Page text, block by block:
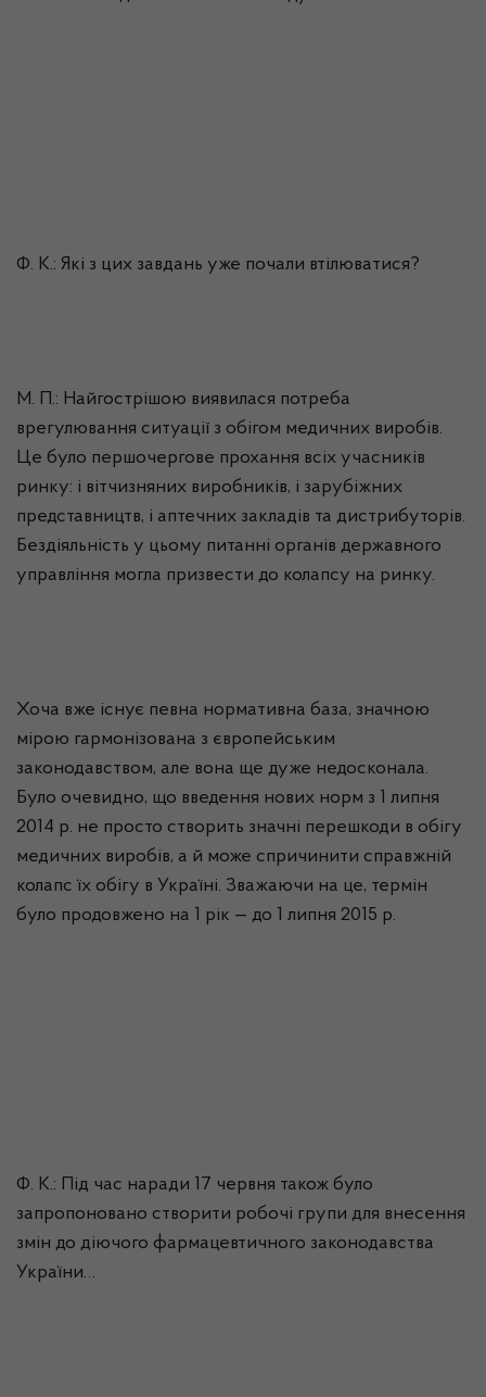
Ф. К.: Які з цих завдань уже почали втілюватися?
М. П.: Найгострішою виявилася потреба
врегулювання ситуації з обігом медичних виробів.
Це було першочергове прохання всіх учасників
ринку: і вітчизняних виробників, і зарубіжних
представництв, і аптечних закладів та дистрибуторів.
Бездіяльність у цьому питанні органів державного
управління могла призвести до колапсу на ринку.
Хоча вже існує певна нормативна база, значною
мірою гармонізована з європейським
законодавством, але вона ще дуже недосконала.
Було очевидно, що введення нових норм з 1 липня
2014 р. не просто створить значні перешкоди в обігу
медичних виробів, а й може спричинити справжній
колапс їх обігу в Україні. Зважаючи на це, термін
було продовжено на 1 рік — до 1 липня 2015 р.
Ф. К.: Під час наради 17 червня також було
запропоновано створити робочі групи для внесення
змін до діючого фармацевтичного законодавства
України…